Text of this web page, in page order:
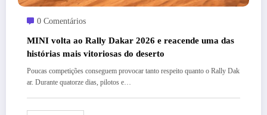
0 Comentários
MINI volta ao Rally Dakar 2026 e reacende uma das
histórias mais vitoriosas do deserto
Poucas competições conseguem provocar tanto respeito quanto o Rally Dak
ar. Durante quatorze dias, pilotos e…